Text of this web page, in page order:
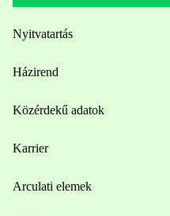
Nyitvatartás
Házirend
Közérdekű adatok
Karrier
Arculati elemek